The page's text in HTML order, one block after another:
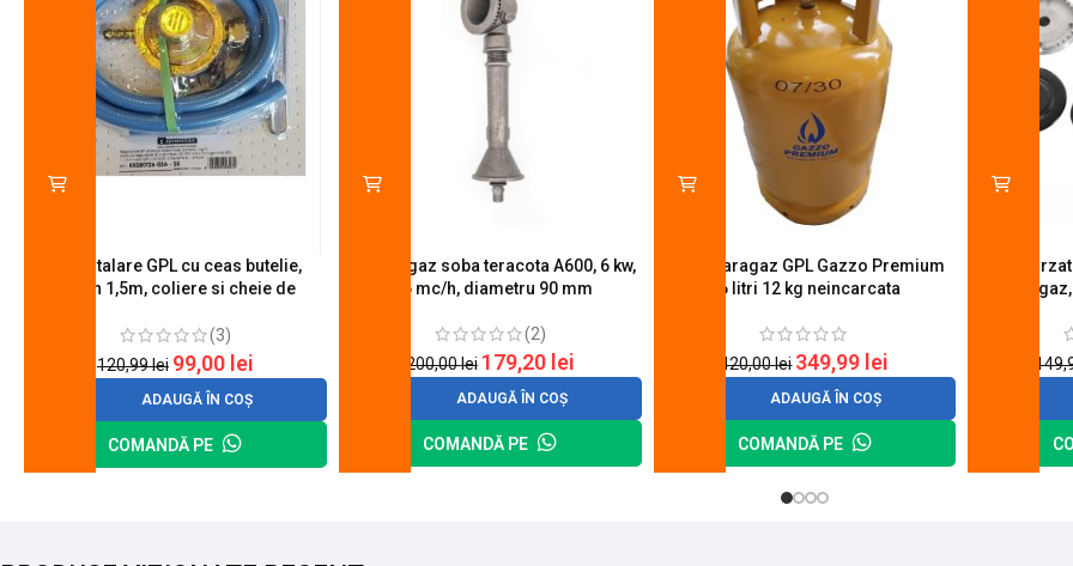
Kit instalare GPL cu ceas butelie,
furtun 1,5m, coliere si cheie de
(3)
120,99lei 99,00 lei
ADAUGĂ ÎN COȘ
COMANDĂ PE
Arzator gaz soba teracota A600, 6 kw,
0.6 mc/h, diametru 90 mm
(2)
200,00lei 179,20 lei
ADAUGĂ ÎN COȘ
COMANDĂ PE
Butelie aragaz GPL Gazzo Premium
26 litri 12 kg neincarcata
420,00lei 349,99 lei
ADAUGĂ ÎN COȘ
COMANDĂ PE
Set 4